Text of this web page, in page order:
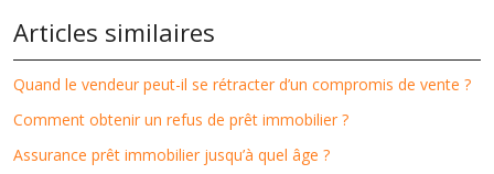
Articles similaires
Quand le vendeur peut-il se rétracter d’un compromis de vente ?
Comment obtenir un refus de prêt immobilier ?
Assurance prêt immobilier jusqu’à quel âge ?